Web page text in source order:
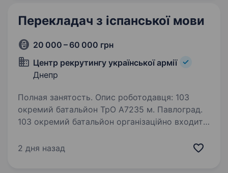
Перекладач з іспанської мови
20 000 – 60 000 грн
Центр рекрутингу української армії
Днепр
Полная занятость. Опис роботодавця: 103
окремий батальйон ТрО А7235 м. Павлоград.
103 окремий батальйон організаційно входить
бригада входить у склад Регіонального
2 дня назад